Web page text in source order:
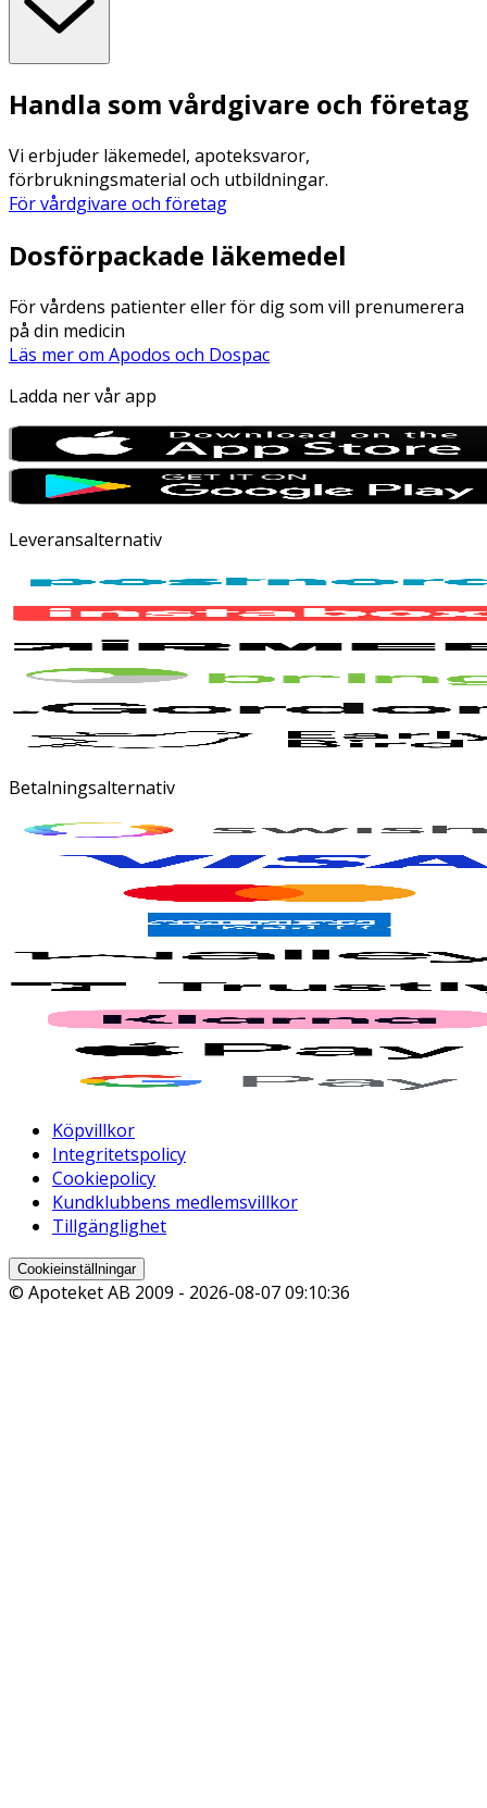
Handla som vårdgivare och företag
Vi erbjuder läkemedel, apoteksvaror,
förbrukningsmaterial och utbildningar.
För vårdgivare och företag
Dosförpackade läkemedel
För vårdens patienter eller för dig som vill prenumerera
på din medicin
Läs mer om Apodos och Dospac
Ladda ner vår app
Leveransalternativ
Betalningsalternativ
Köpvillkor
Integritetspolicy
Cookiepolicy
Kundklubbens medlemsvillkor
Tillgänglighet
Cookieinställningar
© Apoteket AB 2009 - 2026-08-07 09:10:36